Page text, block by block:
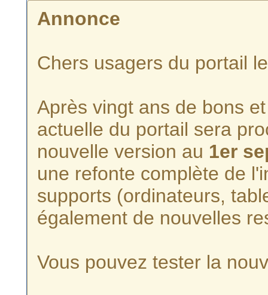
Annonce
Chers usagers du portail
Après vingt ans de bons
actuelle du portail sera
nouvelle version au 1er
une refonte complète de
supports (ordinateurs,
également de nouvelles
Vous pouvez tester la